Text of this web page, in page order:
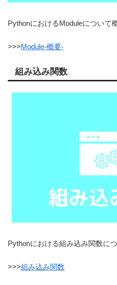
PythonにおけるModuleについて
>>>Module-概要-
組み込み関数
Pythonにおける組み込み関数に
>>>組み込み関数